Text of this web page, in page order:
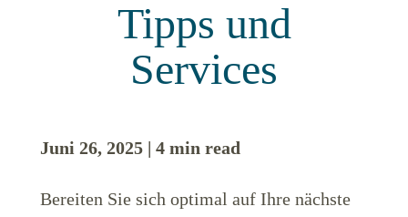
Tipps und
Services
Juni 26, 2025 | 4 min read
Bereiten Sie sich optimal auf Ihre nächste